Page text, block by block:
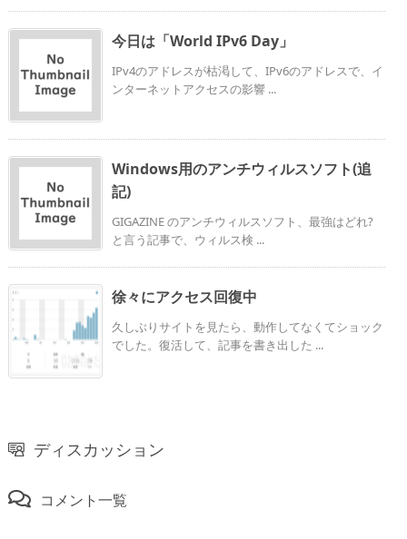
今日は「World IPv6 Day」
IPv4のアドレスが枯渇して、IPv6のアドレスで、イ
ンターネットアクセスの影響 ...
Windows用のアンチウィルスソフト(追
記)
GIGAZINE のアンチウィルスソフト、最強はどれ?
と言う記事で、ウィルス検 ...
徐々にアクセス回復中
久しぶりサイトを見たら、動作してなくてショック
でした。復活して、記事を書き出した ...
ディスカッション
コメント一覧